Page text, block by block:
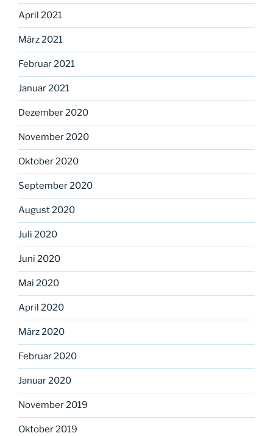
April 2021
März 2021
Februar 2021
Januar 2021
Dezember 2020
November 2020
Oktober 2020
September 2020
August 2020
Juli 2020
Juni 2020
Mai 2020
April 2020
März 2020
Februar 2020
Januar 2020
November 2019
Oktober 2019